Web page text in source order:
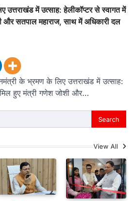
उत्तराखंड में उत्साह: हेलीकॉप्टर से स्वागत में
और सतपाल महाराज, साथ में अधिकारी दल
के भ्रमण के लिए उत्तराखंड में उत्साह:
हुए मंत्री गणेश जोशी और…
View All